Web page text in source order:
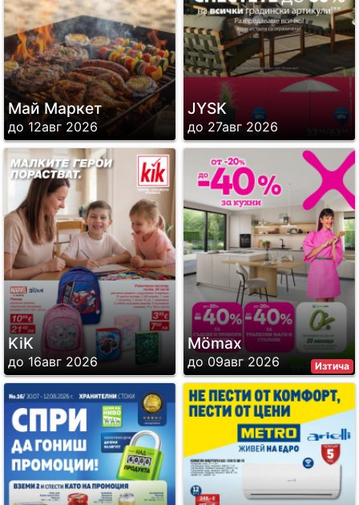
Май Маркет
до 12авг 2026
JYSK
до 27авг 2026
KiK
до 16авг 2026 Изтича
Mömax
до 09авг 2026